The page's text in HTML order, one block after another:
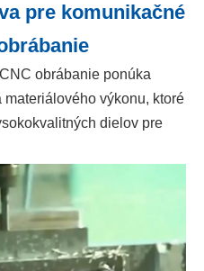
pre komunikačné
obrábanie ponúka
výkonu, ktoré
dielov pre